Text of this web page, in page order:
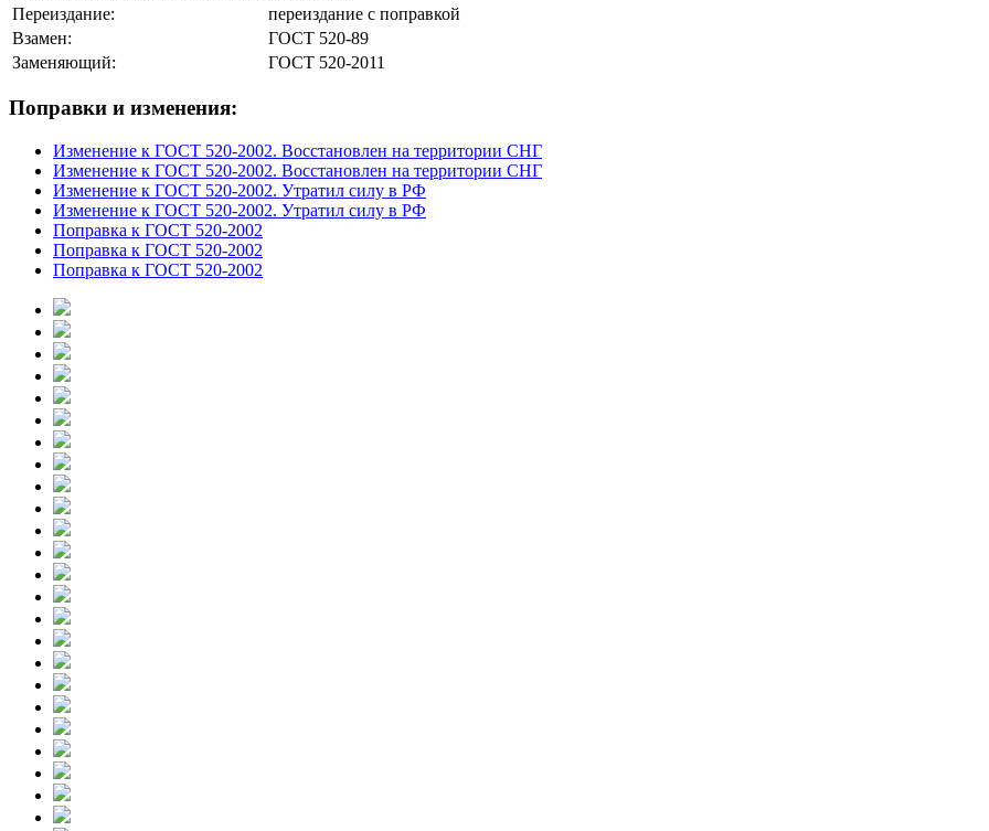
Переиздание:
переиздание с поправкой
Взамен:
ГОСТ 520-89
Заменяющий:
ГОСТ 520-2011
Поправки и изменения:
Изменение к ГОСТ 520-2002. Восстановлен на территории СНГ
Изменение к ГОСТ 520-2002. Восстановлен на территории СНГ
Изменение к ГОСТ 520-2002. Утратил силу в РФ
Изменение к ГОСТ 520-2002. Утратил силу в РФ
Поправка к ГОСТ 520-2002
Поправка к ГОСТ 520-2002
Поправка к ГОСТ 520-2002